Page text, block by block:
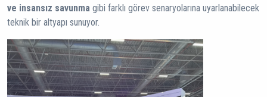
ve insansız savunma gibi farklı görev senaryolarına uyarlanabilecek
teknik bir altyapı sunuyor.